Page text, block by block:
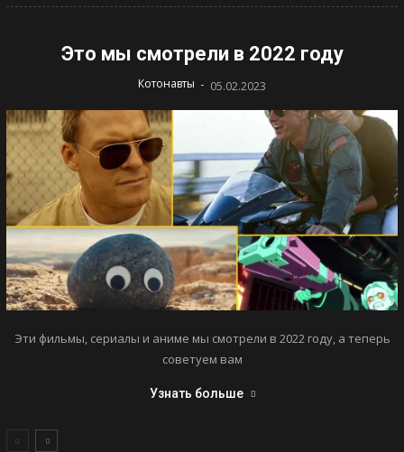
Это мы смотрели в 2022 году
Котонавты - 05.02.2023
Эти фильмы, сериалы и аниме мы смотрели в 2022 году, а теперь
советуем вам
Узнать больше